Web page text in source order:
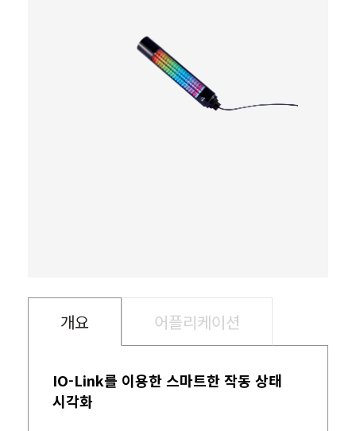
개요 어플리케이션
IO-Link를 이용한 스마트한 작동 상태
시각화